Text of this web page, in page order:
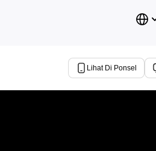
Lihat Di Ponsel